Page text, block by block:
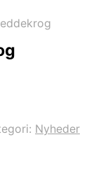
Nyheder